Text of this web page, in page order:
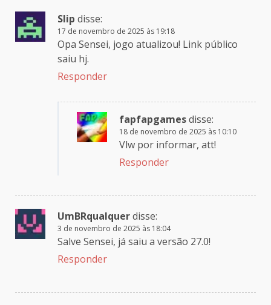
Slip disse:
17 de novembro de 2025 às 19:18
Opa Sensei, jogo atualizou! Link público
saiu hj.
Responder
fapfapgamesdisse:
18 de novembro de 2025 às 10:10
Vlw por informar, att!
Responder
UmBRqualquerdisse:
3 de novembro de 2025 às 18:04
Salve Sensei, já saiu a versão 27.0!
Responder